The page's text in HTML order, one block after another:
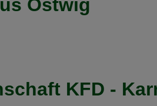
Ostwig
KFD -